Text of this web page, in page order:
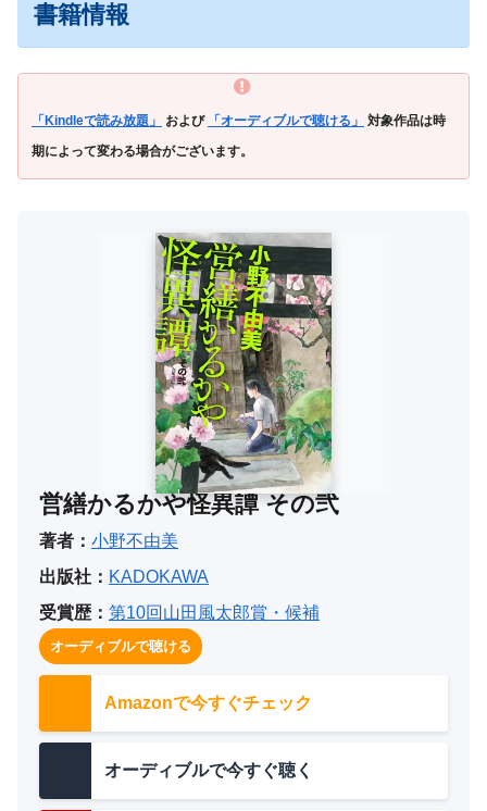
書籍情報
「Kindleで読み放題」 および 「オーディブルで聴ける」
対象作品は時
期によって変わる場合がございます。
営繕かるかや怪異譚 その弐
著者： 小野不由美
出版社： KADOKAWA
受賞歴： 第10回山田風太郎賞・候補
オーディブルで聴ける
Amazonで今すぐチェック
オーディブルで今すぐ聴く